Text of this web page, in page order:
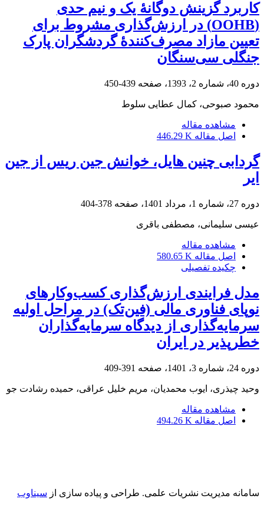
کاربرد گزینش دوگانۀ یک و نیم حدی
(OOHB) در ارزش‌گذاری مشروط برای
تعیین مازاد مصرف‌کنندۀ گردشگران پارک
جنگلی سی‌سنگان
دوره 40، شماره 2، 1393، صفحه 439-450
محمود صبوحی، کمال عطایی سلوط
مشاهده مقاله
اصل مقاله 446.29 K
گردابی چنین هایل، خوانش جین ریس از جین
ایر
دوره 27، شماره 1، مرداد 1401، صفحه 378-404
عیسی سلیمانی، مصطفی باقری
مشاهده مقاله
اصل مقاله 580.65 K
چکیده تفصیلی
مدل فرایندی ارزش‌گذاری کسب‌وکارهای
نوپای فناوری مالی (فین‌تک) در مراحل اولیه
سرمایه‌گذاری از دیدگاه سرمایه‌گذاران
خطرپذیر در ایران
دوره 24، شماره 3، 1401، صفحه 391-409
وحید چیذری، ایوب محمدیان، مریم خلیل عراقی، حمیده رشادت جو
مشاهده مقاله
اصل مقاله 494.26 K
سامانه مدیریت نشریات علمی. طراحی و پیاده سازی از سیناوب